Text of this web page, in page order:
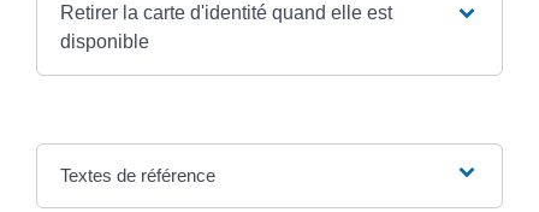
Retirer la carte d'identité quand elle est
disponible
Textes de référence